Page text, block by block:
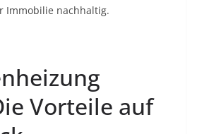
Immobilie nachhaltig.
Vorteile auf